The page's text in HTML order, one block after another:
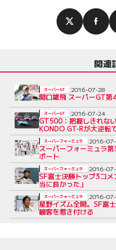
関連
関口雄飛 スーパーGT第
スーパーGT 2016-07-28
GT500：把握しきれな
KONDO GT-Rが大逆転
スーパーGT 2016-07-24
スーパーフォーミュラ
ポート
スーパーフォーミュラ 2016-
SF富士決勝トップ3コ
当に良かった」
スーパーフォーミュラ 2016-
星野イズム全開。SF富
観客を惹き付ける
スーパーフォーミュラ 2016-